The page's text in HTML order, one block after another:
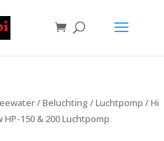
/Beluchting /Luchtpomp /Hi
150 & 200 Luchtpomp